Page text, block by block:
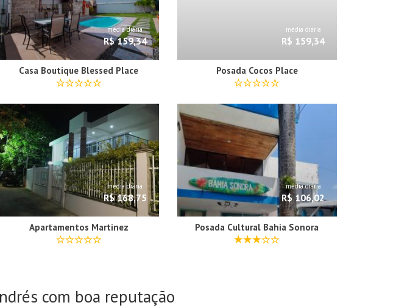
média diária
R$ 159,34
Casa Boutique Blessed Place
média diária
R$ 159,34
Posada Cocos Place
média diária
R$ 168,75
Apartamentos Martinez
média diária
R$ 106,02
Posada Cultural Bahia Sonora
com boa reputação